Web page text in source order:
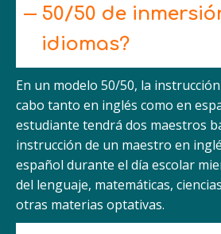
50/50 de
idiomas?
En un modelo 50/50, la
cabo tanto en inglés como en
estudiante tendrá dos maestros
instrucción de un maestro en
español durante el día escolar
del lenguaje, matemáticas,
otras materias optativas.